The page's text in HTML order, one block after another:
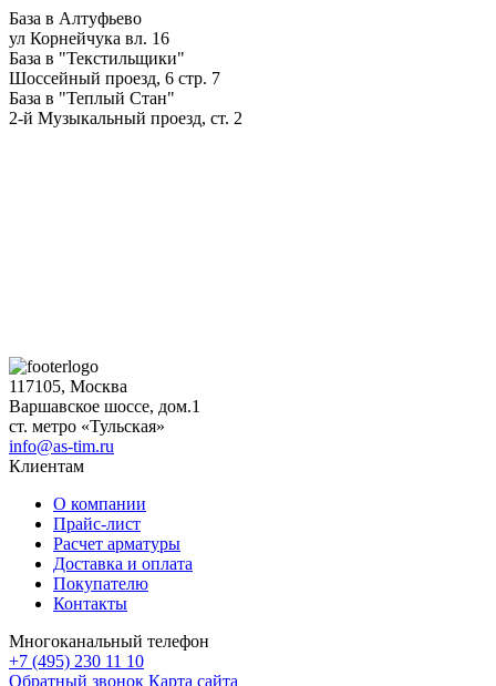
База в Алтуфьево
ул Корнейчука вл. 16
База в "Текстильщики"
Шоссейный проезд, 6 стр. 7
База в "Теплый Стан"
2-й Музыкальный проезд, ст. 2
117105, Москва
Варшавское шоссе, дом.1
ст. метро «Тульская»
info@as-tim.ru
Клиентам
О компании
Прайс-лист
Расчет арматуры
Доставка и оплата
Покупателю
Контакты
Многоканальный телефон
+7 (495) 230 11 10
Обратный звонок Карта сайта